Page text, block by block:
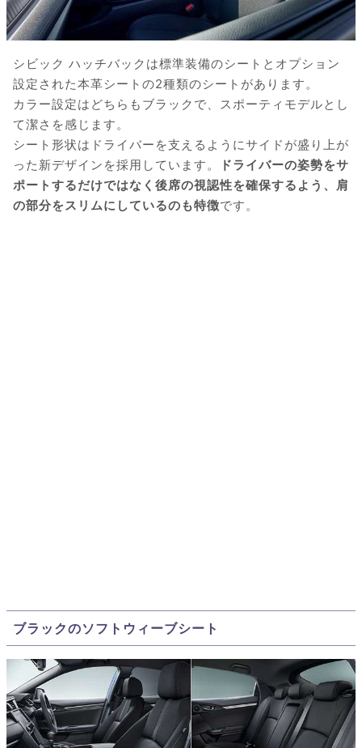
シビック ハッチバックは標準装備のシートとオプション
設定された本革シートの2種類のシートがあります。
カラー設定はどちらもブラックで、スポーティモデルとし
て潔さを感じます。
シート形状はドライバーを支えるようにサイドが盛り上が
った新デザインを採用しています。
ドライバーの姿勢をサ
ポートするだけではなく後席の視認性を確保するよう、肩
の部分をスリムにしているのも特徴です。
ブラックのソフトウィーブシート